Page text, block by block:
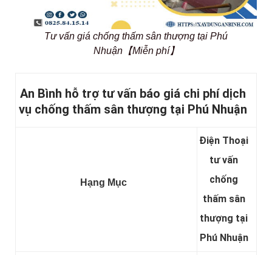
Tư vấn giá chống thấm sân thượng tại Phú
Nhuận【Miễn phí】
An Bình hỗ trợ tư vấn báo giá chi phí dịch
vụ chống thấm sân thượng tại Phú Nhuận
Hạng Mục
Điện Thoại
tư vấn
chống
thấm sân
thượng tại
Phú Nhuận